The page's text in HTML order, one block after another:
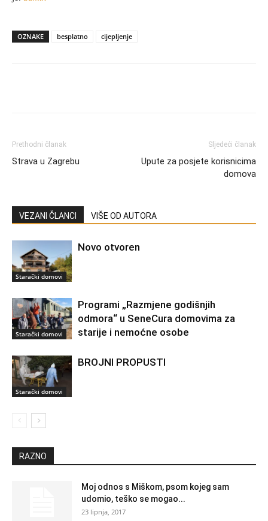
OZNAKE besplatno cijepljenje
Prethodni članak
Strava u Zagrebu
Sljedeći članak
Upute za posjete korisnicima
domova
VEZANI ČLANCI VIŠE OD AUTORA
Starački domovi
Novo otvoren
Starački domovi
Programi „Razmjene godišnjih
odmora“ u SeneCura domovima za
starije i nemoćne osobe
Starački domovi
BROJNI PROPUSTI
RAZNO
Moj odnos s Miškom, psom kojeg sam
udomio, teško se mogao...
23 lipnja, 2017